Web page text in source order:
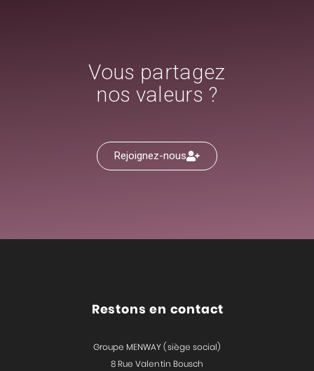
Vous partagez
nos valeurs ?
Rejoignez-nous
Restons en contact
Groupe MENWAY (siège social)
8 Rue Valentin Bousch